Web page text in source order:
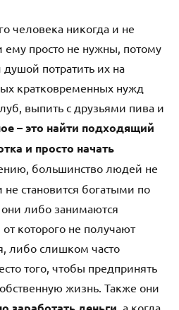
человека никогда и не
ему просто не нужны, потому
потратить их на
кратковременных нужд
выпить с друзьями пива и
– это найти подходящий
и просто начать
большинство людей не
не становится богатыми по
либо занимаются
которого не получают
либо слишком часто
того, чтобы предпринять
жизнь. Также они
, а когда